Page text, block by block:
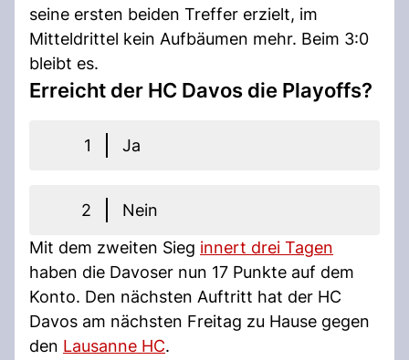
seine ersten beiden Treffer erzielt, im
Mitteldrittel kein Aufbäumen mehr. Beim 3:0
bleibt es.
Erreicht der HC Davos die Playoffs?
1 Ja
2
Nein
Mit dem zweiten Sieg innert drei Tagen
haben die Davoser nun 17 Punkte auf dem
Konto. Den nächsten Auftritt hat der HC
Davos am nächsten Freitag zu Hause gegen
den Lausanne HC.